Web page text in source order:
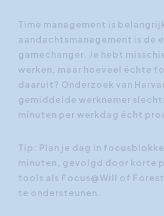
Time management is
aandachtsmanagement is de
gamechanger. Je hebt
werken, maar hoeveel échte
daaruit? Onderzoek van
gemiddelde werknemer
minuten per werkdag écht
Tip: Plan je dag in
minuten, gevolgd door korte
tools als Focus@Will of
te ondersteunen.